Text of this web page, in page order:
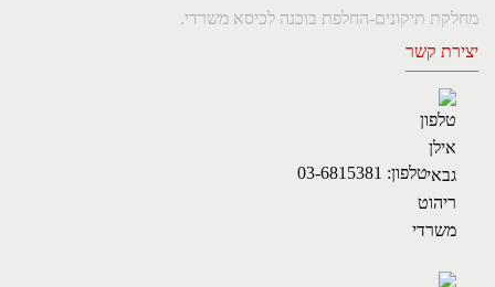
מחלקת תיקונים-החלפת בוכנה לכיסא משרדי.
יצירת קשר
טלפון: 03-6815381